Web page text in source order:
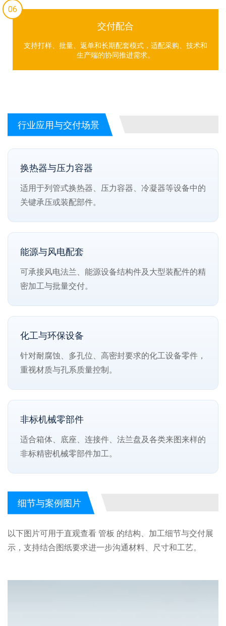
06
交付配合
支持打样、批量、返单和长期配套模式，适配采购、技术和
生产端的协同推进需求。
行业应用与交付场景
换热器与压力容器
适用于列管式换热器、压力容器、冷凝器等设备中的
关键承压或装配部件。
能源与风电配套
可承接风电法兰、能源设备结构件及大型装配件的精
密加工与批量交付。
化工与环保设备
针对耐腐蚀、多孔位、高密封要求的化工设备零件，
重视材质与孔系质量控制。
非标机械零部件
适合箱体、底座、连接件、法兰盘及各类来图来样的
非标精密机械零部件加工。
细节与案例图片
以下图片可用于直观查看 管板 的结构、加工细节与交付展
示，支持结合图纸要求进一步沟通材料、尺寸和工艺。